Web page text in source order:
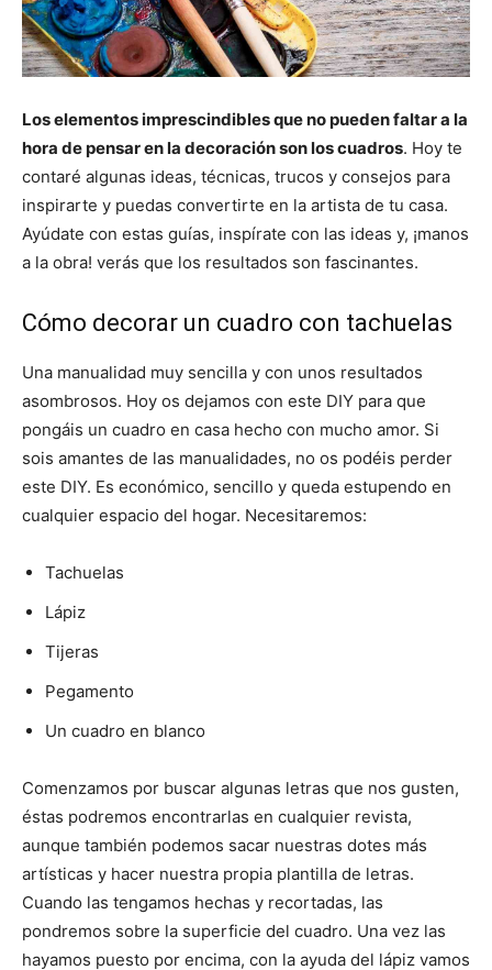
Los elementos imprescindibles que no pueden faltar a la
hora de pensar en la decoración son los cuadros. Hoy te
contaré algunas ideas, técnicas, trucos y consejos para
inspirarte y puedas convertirte en la artista de tu casa.
Ayúdate con estas guías, inspírate con las ideas y, ¡manos
a la obra! verás que los resultados son fascinantes.
Cómo decorar un cuadro con tachuelas
Una manualidad muy sencilla y con unos resultados
asombrosos. Hoy os dejamos con este DIY para que
pongáis un cuadro en casa hecho con mucho amor. Si
sois amantes de las manualidades, no os podéis perder
este DIY. Es económico, sencillo y queda estupendo en
cualquier espacio del hogar. Necesitaremos:
Tachuelas
Lápiz
Tijeras
Pegamento
Un cuadro en blanco
Comenzamos por buscar algunas letras que nos gusten,
éstas podremos encontrarlas en cualquier revista,
aunque también podemos sacar nuestras dotes más
artísticas y hacer nuestra propia plantilla de letras.
Cuando las tengamos hechas y recortadas, las
pondremos sobre la superficie del cuadro. Una vez las
hayamos puesto por encima, con la ayuda del lápiz vamos